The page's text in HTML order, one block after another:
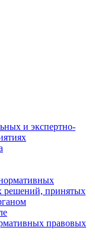
и экспертно-
решений, принятых
правовых